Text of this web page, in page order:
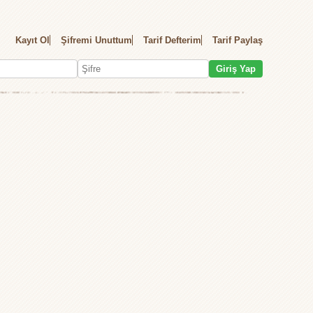
Kayıt Ol Şifremi Unuttum Tarif Defterim Tarif Paylaş
Giriş Yap